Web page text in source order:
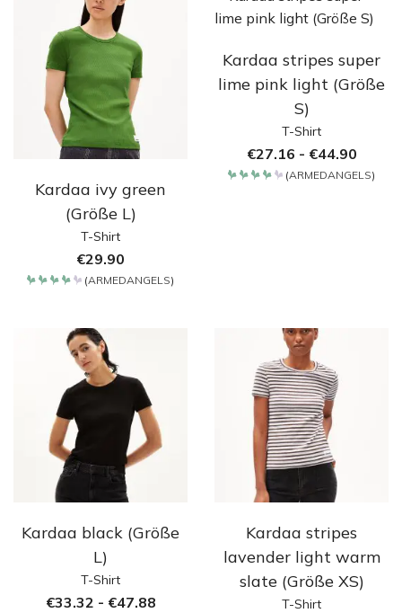
Kardaa ivy green
(Größe L)
T-Shirt
€29.90
(ARMEDANGELS)
Kardaa stripes super
lime pink light (Größe
S)
T-Shirt
€27.16 - €44.90
(ARMEDANGELS)
Kardaa black (Größe
L)
T-Shirt
€33.32 - €47.88
Kardaa stripes
lavender light warm
slate (Größe XS)
T-Shirt